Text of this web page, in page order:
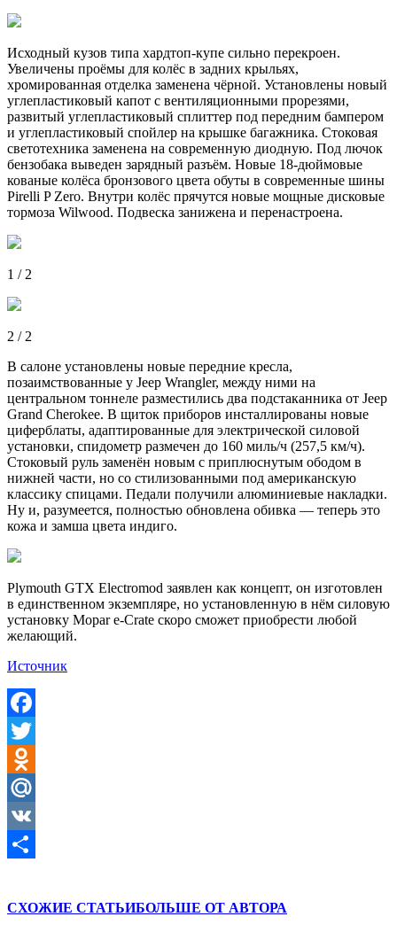
Исходный кузов типа хардтоп-купе сильно перекроен.
Увеличены проёмы для колёс в задних крыльях,
хромированная отделка заменена чёрной. Установлены новый
углепластиковый капот с вентиляционными прорезями,
развитый углепластиковый сплиттер под передним бампером
и углепластиковый спойлер на крышке багажника. Стоковая
светотехника заменена на современную диодную. Под лючок
бензобака выведен зарядный разъём. Новые 18-дюймовые
кованые колёса бронзового цвета обуты в современные шины
Pirelli P Zero. Внутри колёс прячутся новые мощные дисковые
тормоза Wilwood. Подвеска занижена и перенастроена.
1 / 2
2 / 2
В салоне установлены новые передние кресла,
позаимствованные у Jeep Wrangler, между ними на
центральном тоннеле разместились два подстаканника от Jeep
Grand Cherokee. В щиток приборов инсталлированы новые
циферблаты, адаптированные для электрической силовой
установки, спидометр размечен до 160 миль/ч (257,5 км/ч).
Стоковый руль заменён новым с приплюснутым ободом в
нижней части, но со стилизованными под американскую
классику спицами. Педали получили алюминиевые накладки.
Ну и, разумеется, полностью обновлена обивка — теперь это
кожа и замша цвета индиго.
Plymouth GTX Electromod заявлен как концепт, он изготовлен
в единственном экземпляре, но установленную в нём силовую
установку Mopar e-Crate скоро сможет приобрести любой
желающий.
Источник
Facebook
Twitter
Odnoklassniki
Mail.Ru
VK
СХОЖИЕ СТАТЬИБОЛЬШЕ ОТ АВТОРА